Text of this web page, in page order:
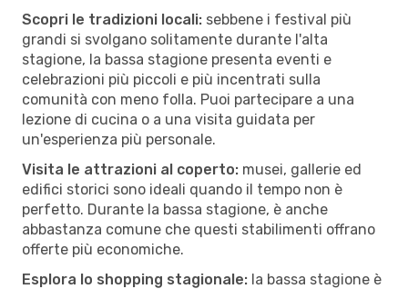
Scopri le tradizioni locali: sebbene i festival più
grandi si svolgano solitamente durante l'alta
stagione, la bassa stagione presenta eventi e
celebrazioni più piccoli e più incentrati sulla
comunità con meno folla. Puoi partecipare a una
lezione di cucina o a una visita guidata per
un'esperienza più personale.
Visita le attrazioni al coperto: musei, gallerie ed
edifici storici sono ideali quando il tempo non è
perfetto. Durante la bassa stagione, è anche
abbastanza comune che questi stabilimenti offrano
offerte più economiche.
Esplora lo shopping stagionale: la bassa stagione è